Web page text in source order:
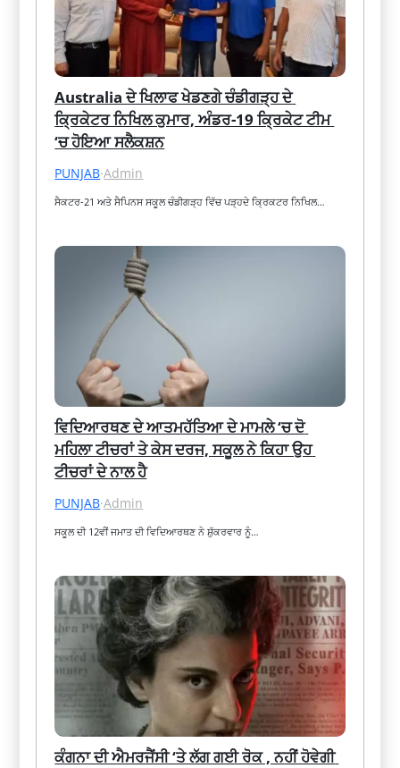
Australia ਦੇ ਖਿਲਾਫ ਖੇਡਣਗੇ ਚੰਡੀਗੜ੍ਹ ਦੇ
ਕ੍ਰਿਕੇਟਰ ਨਿਖਿਲ ਕੁਮਾਰ, ਅੰਡਰ-19 ਕ੍ਰਿਕੇਟ ਟੀਮ
‘ਚ ਹੋਇਆ ਸਲੈਕਸ਼ਨ
PUNJAB·Admin
ਸੈਕਟਰ-21 ਅਤੇ ਸੈਪਿਨਸ ਸਕੂਲ ਚੰਡੀਗੜ੍ਹ ਵਿੱਚ ਪੜ੍ਹਦੇ ਕ੍ਰਿਕਟਰ ਨਿਖਿਲ…
ਵਿਦਿਆਰਥਣ ਦੇ ਆਤਮਹੱਤਿਆ ਦੇ ਮਾਮਲੇ ‘ਚ ਦੋ
ਮਹਿਲਾ ਟੀਚਰਾਂ ਤੇ ਕੇਸ ਦਰਜ, ਸਕੂਲ ਨੇ ਕਿਹਾ ਉਹ
ਟੀਚਰਾਂ ਦੇ ਨਾਲ ਹੈ
PUNJAB·Admin
ਸਕੂਲ ਦੀ 12ਵੀਂ ਜਮਾਤ ਦੀ ਵਿਦਿਆਰਥਣ ਨੇ ਸ਼ੁੱਕਰਵਾਰ ਨੂੰ…
ਕੰਗਨਾ ਦੀ ਐਮਰਜੈਂਸੀ ‘ਤੇ ਲੱਗ ਗਈ ਰੋਕ , ਨਹੀਂ ਹੋਵੇਗੀ